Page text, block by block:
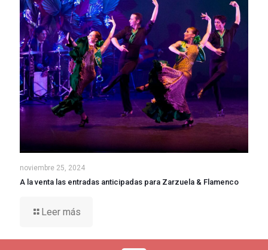
noviembre 25, 2024
A la venta las entradas anticipadas para Zarzuela & Flamenco
Leer más